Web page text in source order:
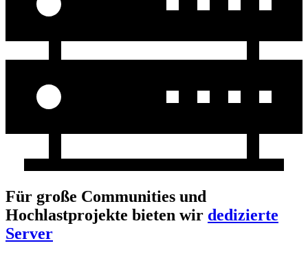
Für große Communities und
Hochlastprojekte bieten wir dedizierte
Server